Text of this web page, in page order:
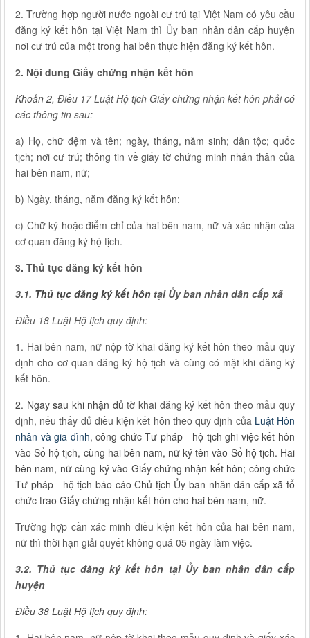
2. Trường hợp người nước ngoài cư trú tại Việt Nam có yêu cầu
đăng ký kết hôn tại Việt Nam thì Ủy ban nhân dân cấp huyện
nơi cư trú của một trong hai bên thực hiện đăng ký kết hôn.
2. Nội dung Giấy chứng nhận kết hôn
Khoản 2, Điều 17 Luật Hộ tịch Giấy chứng nhận kết hôn phải có
các thông tin sau:
a) Họ, chữ đệm và tên; ngày, tháng, năm sinh; dân tộc; quốc
tịch; nơi cư trú; thông tin về giấy tờ chứng minh nhân thân của
hai bên nam, nữ;
b) Ngày, tháng, năm đăng ký kết hôn;
c) Chữ ký hoặc điểm chỉ của hai bên nam, nữ và xác nhận của
cơ quan đăng ký hộ tịch.
3. Thủ tục đăng ký kết hôn
3.1. Thủ tục đăng ký kết hôn tại Ủy ban nhân dân cấp xã
Điều 18 Luật Hộ tịch quy định:
1. Hai bên nam, nữ nộp tờ khai đăng ký kết hôn theo mẫu quy
định cho cơ quan đăng ký hộ tịch và cùng có mặt khi đăng ký
kết hôn.
2. Ngay sau khi nhận đủtờ khai đăng ký kết hôn theo mẫu quy
định, nếu thấy đủ điều kiện kết hôn theo quy định của Luật Hôn
nhân và gia đình,công chức Tư pháp - hộ tịch ghi việc kết hôn
vào Sổ hộ tịch, cùng hai bên nam, nữ ký tên vào Sổ hộ tịch. Hai
bên nam, nữ cùng ký vào Giấy chứng nhận kết hôn; công chức
Tư pháp - hộ tịch báo cáo Chủ tịch Ủy ban nhân dân cấp xã tổ
chức trao Giấy chứng nhận kết hôn cho hai bên nam, nữ.
Trường hợp cần xác minh điều kiện kết hôn của hai bên nam,
nữ thì thời hạn giải quyết không quá 05 ngày làm việc.
3.2. Thủ tục đăng ký kết hôn tại Ủy ban nhân dân cấp
huyện
Điều 38 Luật Hộ tịch quy định: